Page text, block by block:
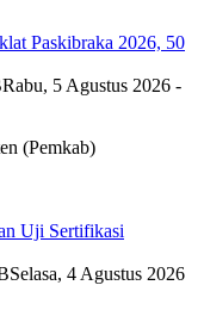
Paskibraka 2026, 50
Rabu, 5 Agustus 2026 -
(Pemkab)
Uji Sertifikasi
Selasa, 4 Agustus 2026